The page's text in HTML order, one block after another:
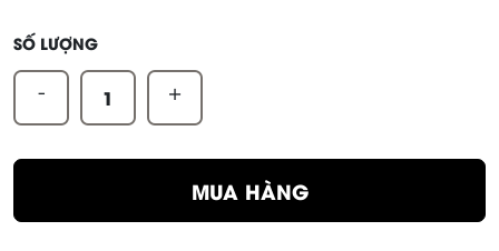
SỐ LƯỢNG
- +
MUA HÀNG